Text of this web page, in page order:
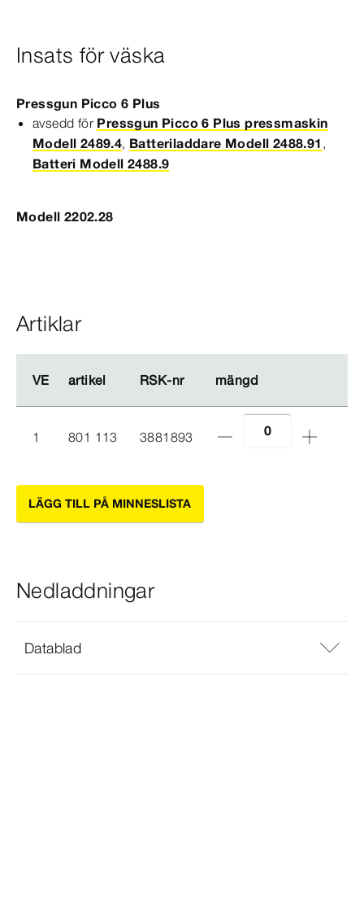
Insats för väska
Pressgun Picco 6 Plus
avsedd för Pressgun Picco 6 Plus pressmaskin
Modell 2489.4, Batteriladdare Modell 2488.91 ,
Batteri Modell 2488.9
Modell 2202.28
Artiklar
VE artikel RSK-​nr mängd
VE artikel RSK-​nr mängd
1 801 113 3881893
LÄGG TILL PÅ MINNESLISTA
Nedladdningar
Datablad